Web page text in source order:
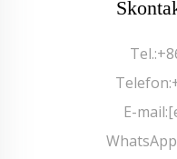
Tel.:
Telefon:
E-mail: